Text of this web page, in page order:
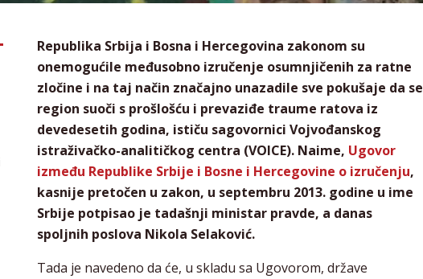
Republika Srbija i Bosna i Hercegovina zakonom su
onemogućile međusobno izručenje osumnjičenih za ratne
zločine i na taj način značajno unazadile sve pokušaje da se
region suoči s prošlošću i prevaziđe traume ratova iz
devedesetih godina, ističu sagovornici Vojvođanskog
istraživačko-analitičkog centra (VOICE). Naime, Ugovor
između Republike Srbije i Bosne i Hercegovine o izručenju,
kasnije pretočen u zakon, u septembru 2013. godine u ime
Srbije potpisao je tadašnji ministar pravde, a danas
spoljnih poslova Nikola Selaković.
Tada je navedeno da će, u skladu sa Ugovorom, države